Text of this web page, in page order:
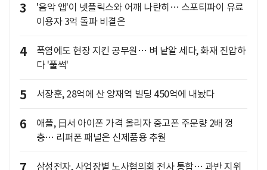
3
'음악 앱'이 넷플릭스와 어깨 나란히… 스포티파이 유료
이용자 3억 돌파 비결은
4
폭염에도 현장 지킨 공무원… 벼 낱알 세다, 화재 진압하
다 '풀썩'
5 서장훈, 28억에 산 양재역 빌딩 450억에 내놨다
6
애플, 日서 아이폰 가격 올리자 중고폰 주문량 2배 껑
충… 리퍼폰 패널은 신제품용 추월
삼성전자, 사업장별 노사협의회 전사 통합… 과반 지위